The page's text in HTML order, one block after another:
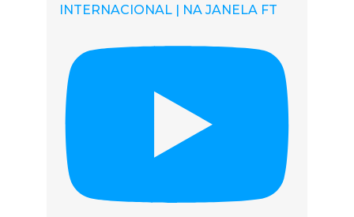
INTERNACIONAL | NA JANELA FT